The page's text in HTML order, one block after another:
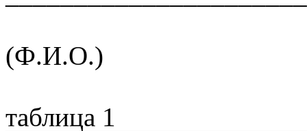
(Ф.И.О.)
таблица 1